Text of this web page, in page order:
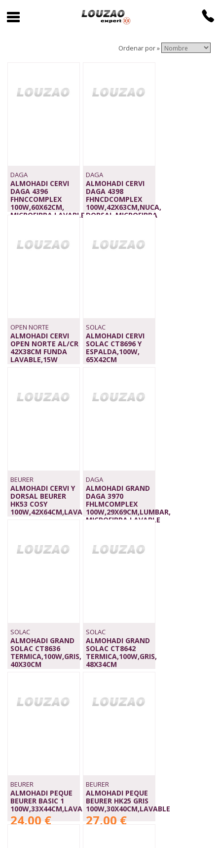
Ordenar por »
DAGA
ALMOHADI CERVI
DAGA 4396
FHNCCOMPLEX
100W,60X62CM,
MICROFIBRA,LAVABLE
DAGA
ALMOHADI CERVI
DAGA 4398
FHNCDCOMPLEX
100W,42X63CM,NUCA,
DORSAL,MICROFIBRA
OPEN NORTE
ALMOHADI CERVI
OPEN NORTE AL/CR
42X38CM FUNDA
LAVABLE,15W
SOLAC
ALMOHADI CERVI
SOLAC CT8696 Y
ESPALDA,100W,
65X42CM
BEURER
ALMOHADI CERVI Y
DORSAL BEURER
HK53 COSY
100W,42X64CM,LAVABLE
DAGA
ALMOHADI GRAND
DAGA 3970
FHLMCOMPLEX
100W,29X69CM,LUMBAR,
MICROFIBRA,LAVABLE
SOLAC
ALMOHADI GRAND
SOLAC CT8636
TERMICA,100W,GRIS,
40X30CM
SOLAC
ALMOHADI GRAND
SOLAC CT8642
TERMICA,100W,GRIS,
48X34CM
BEURER
ALMOHADI PEQUE
BEURER BASIC 1
100W,33X44CM,LAVABLE
24,00 €
BEURER
ALMOHADI PEQUE
BEURER HK25 GRIS
100W,30X40CM,LAVABLE
27,00 €